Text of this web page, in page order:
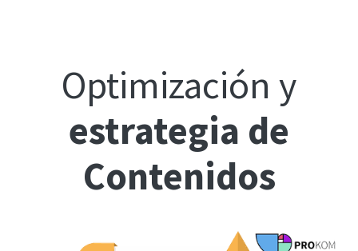
Optimización y
estrategia de
Contenidos